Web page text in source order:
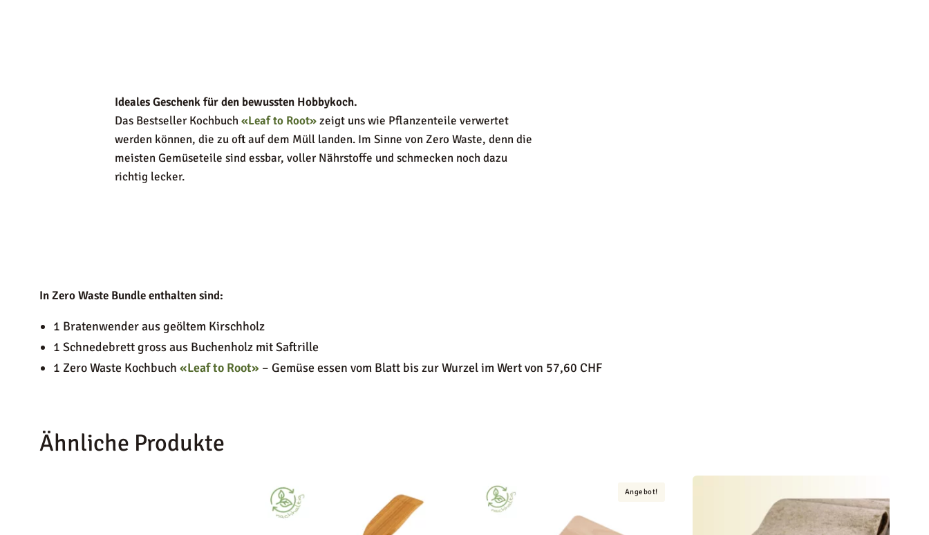
Ideales Geschenk für den bewussten Hobbykoch.
Das Bestseller Kochbuch«Leaf to Root»zeigt uns wie Pflanzenteile verwertet
werden können, die zu oft auf dem Müll landen. Im Sinne von Zero Waste, denn die
meisten Gemüseteile sind essbar, voller Nährstoffe und schmecken noch dazu
richtig lecker.
In Zero Waste Bundle enthalten sind:
1 Bratenwender aus geöltem Kirschholz
1 Schnedebrett gross aus Buchenholz mit Saftrille
1 Zero Waste Kochbuch «Leaf to Root» – Gemüse essen vom Blatt bis zur Wurzel im Wert von 57,60 CHF
Ähnliche Produkte
Angebot!